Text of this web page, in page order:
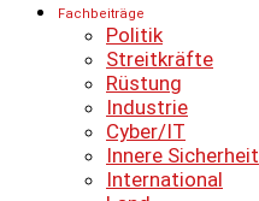
Fachbeiträge
Politik
Streitkräfte
Rüstung
Industrie
Cyber/IT
Innere Sicherheit
International